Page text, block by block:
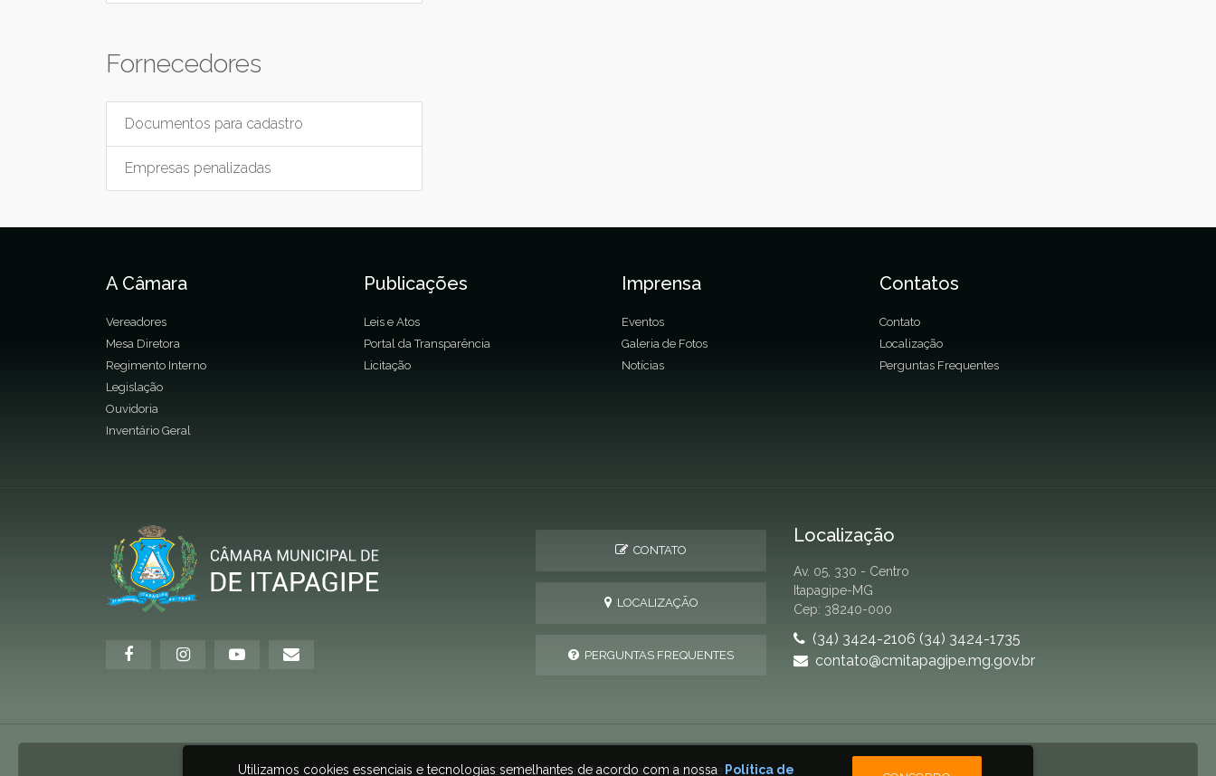
Fornecedores
Documentos para cadastro
Empresas penalizadas
A Câmara
Vereadores
Mesa Diretora
Regimento Interno
Legislação
Ouvidoria
Inventário Geral
Publicações
Leis e Atos
Portal da Transparência
Licitação
Imprensa
Eventos
Galeria de Fotos
Notícias
Contatos
Contato
Localização
Perguntas Frequentes
CONTATO
LOCALIZAÇÃO
PERGUNTAS FREQUENTES
Localização
Av. 05, 330 - Centro
Itapagipe-MG
Cep: 38240-000
(34) 3424-2106 (34) 3424-1735
contato@cmitapagipe.mg.gov.br
2026 © Câmara Municipal de Itapagipe
Utilizamos cookies essenciais e tecnologias semelhantes de acordo com a nossa Política de